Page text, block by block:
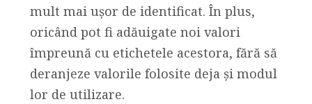
mult mai ușor de identificat. În plus,
oricând pot fi adăuigate noi valori
împreună cu etichetele acestora, fără să
deranjeze valorile folosite deja și modul
lor de utilizare.